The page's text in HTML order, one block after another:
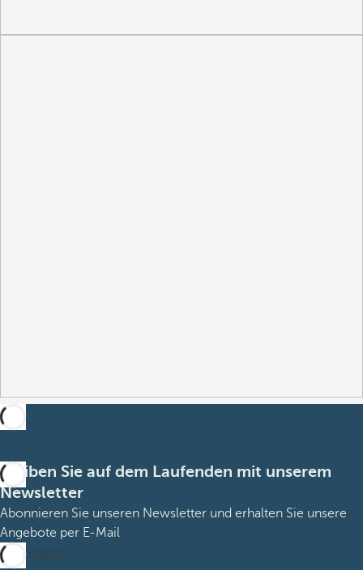
Bleiben Sie auf dem Laufenden mit unserem
Newsletter
Abonnieren Sie unseren Newsletter und erhalten Sie unsere
Angebote per E-Mail
Abonnieren